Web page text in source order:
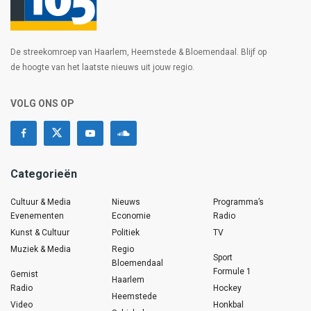
De streekomroep van Haarlem, Heemstede & Bloemendaal. Blijf op
de hoogte van het laatste nieuws uit jouw regio.
VOLG ONS OP
Categorieën
Cultuur & Media
Evenementen
Kunst & Cultuur
Muziek & Media
Gemist
Radio
Video
Nieuws
Economie
Politiek
Regio
Bloemendaal
Haarlem
Heemstede
Programma’s
Radio
TV
Sport
Formule 1
Hockey
Honkbal